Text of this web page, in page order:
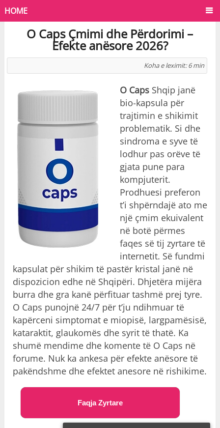
HOME
O Caps Çmimi dhe Përdorimi –
Efekte anësore 2026?
Koha e leximit: 6 min
O CapsShqip janë
bio-kapsula për
trajtimin e shikimit
problematik. Si dhe
sindroma e syve të
lodhur pas orëve të
gjata pune para
kompjuterit.
Prodhuesi preferon
t’i shpërndajë ato me
një çmim ekuivalent
në botë përmes
faqes së tij zyrtare të
internetit. Së fundmi
kapsulat për shikim të pastër kristal janë në
dispozicion edhe në Shqipëri. Dhjetëra mijëra
burra dhe gra kanë përfituar tashmë prej tyre.
O Caps punojnë 24/7 për t’ju ndihmuar të
kapërceni simptomat e miopisë, largpamësisë,
kataraktit, glaukomës dhe syrit të thatë. Ka
shumë mendime dhe komente të O Caps në
forume. Nuk ka ankesa për efekte anësore të
pakëndshme dhe efektet anesore në rishikime.
Faqja Zyrtare